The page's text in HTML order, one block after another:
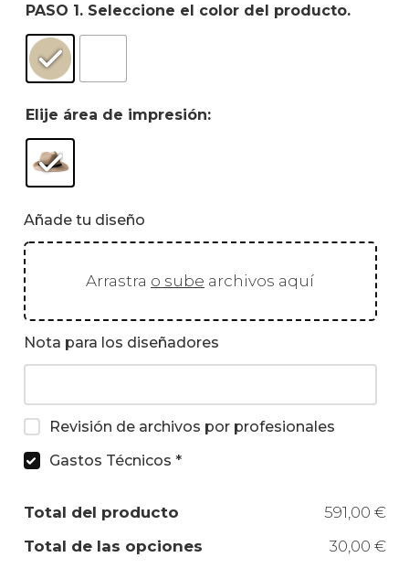
PASO 1. Seleccione el color del producto.
Elije área de impresión:
Añade tu diseño
Arrastra o sube archivos aquí
Nota para los diseñadores
Revisión de archivos por profesionales
Gastos Técnicos *
Total del producto
591,00 €
Total de las opciones
30,00 €